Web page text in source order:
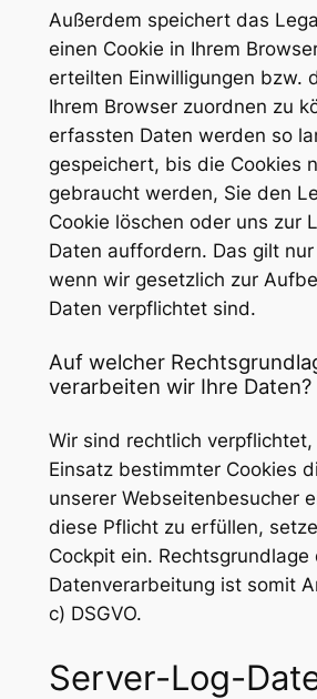
Außerdem speichert das
einen Cookie in Ihrem
erteilten Einwilligungen bzw.
Ihrem Browser zuordnen zu
erfassten Daten werden so
gespeichert, bis die Cookies
gebraucht werden, Sie den
Cookie löschen oder uns zur
Daten auffordern. Das gilt
wenn wir gesetzlich zur
Daten verpflichtet sind.
Auf welcher
verarbeiten wir Ihre Daten?
Wir sind rechtlich
Einsatz bestimmter Cookies
unserer Webseitenbesucher
diese Pflicht zu erfüllen,
Cockpit ein. Rechtsgrundlage
Datenverarbeitung ist somit
c) DSGVO.
Server-Log-